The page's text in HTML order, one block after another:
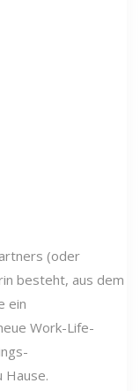
(oder
besteht, aus dem
ein
Work-Life-
Hause.